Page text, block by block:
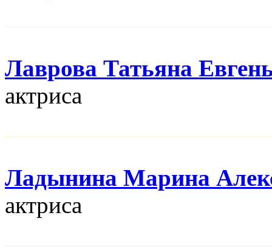
Лаврова Татьяна
актриса
Ладынина Марина
актриса